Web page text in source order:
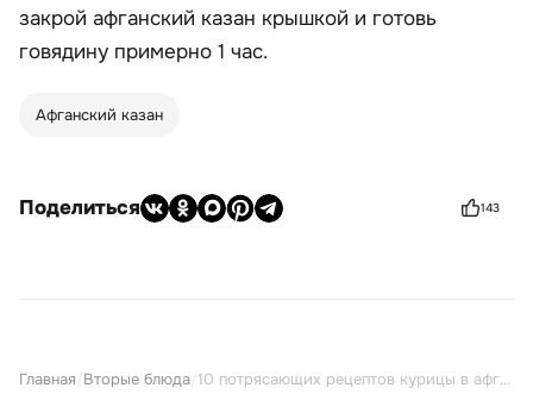
закрой афганский казан крышкой и готовь
говядину примерно 1 час.
Афганский казан
Поделиться 143
Главная Вторые блюда 10 потрясающих рецептов курицы в афганском казане